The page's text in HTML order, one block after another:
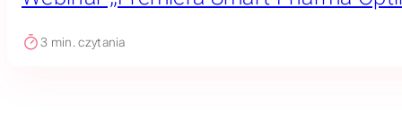
3 min. czytania